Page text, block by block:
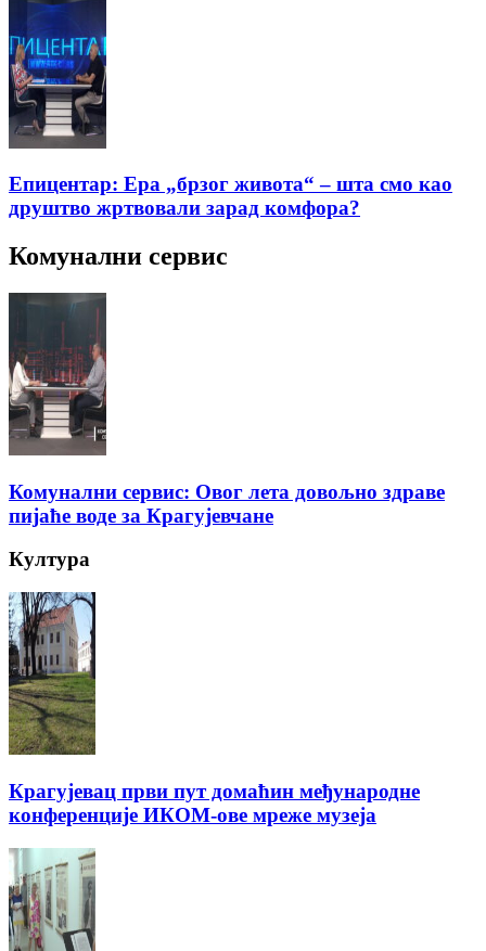
Епицентар: Ера „брзог живота“ – шта смо као
друштво жртвовали зарад комфора?
Комунални сервис
Комунални сервис: Овог лета довољно здраве
пијаће воде за Крагујевчане
Култура
Крагујевац први пут домаћин међународне
конференције ИКОМ-ове мреже музеја